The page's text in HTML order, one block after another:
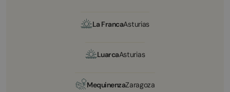
La FrancaAsturias
LuarcaAsturias
MequinenzaZaragoza